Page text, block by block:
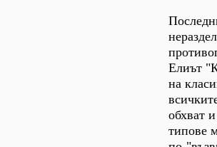
Елиът
на
обхват
типове